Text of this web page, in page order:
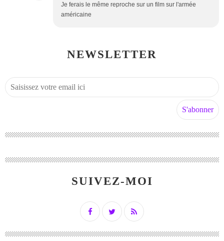
Je ferais le même reproche sur un film sur l'armée
américaine
NEWSLETTER
SUIVEZ-MOI